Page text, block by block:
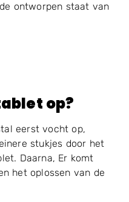
ontworpen staat van
op?
eerst vocht op,
stukjes door het
Daarna, Er komt
het oplossen van de